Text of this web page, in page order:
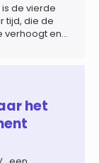
de vierde
tijd, die de
verhoogt en
in reële
het